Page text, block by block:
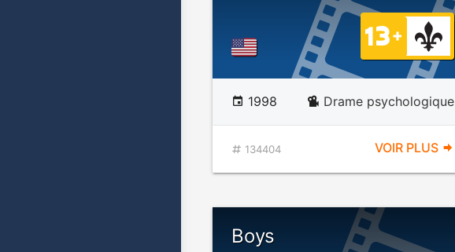
1998 Drame psychologique
134404 VOIR PLUS
Boys